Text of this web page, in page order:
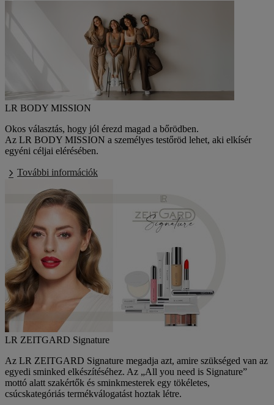
LR BODY MISSION
Okos választás, hogy jól érezd magad a bőrödben.
Az LR BODY MISSION a személyes testőröd lehet, aki elkísér
egyéni céljai elérésében.
További információk
LR ZEITGARD Signature
Az LR ZEITGARD Signature megadja azt, amire szükséged van az
egyedi sminked elkészítéséhez. Az „All you need is Signature”
mottó alatt szakértők és sminkmesterek egy tökéletes,
csúcskategóriás termékválogatást hoztak létre.